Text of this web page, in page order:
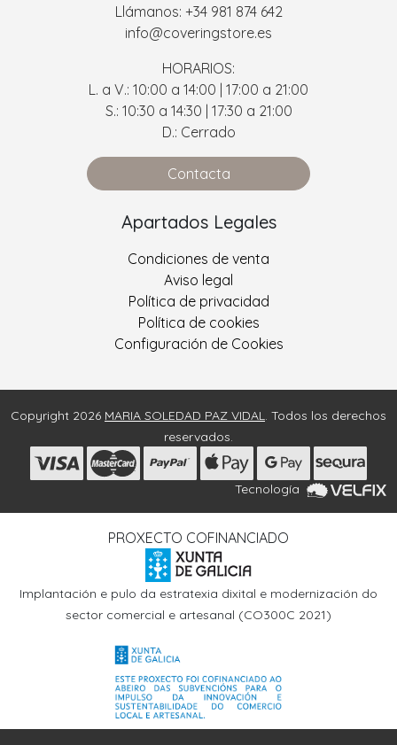
Llámanos: +34 981 874 642
info@coveringstore.es
HORARIOS:
L. a V.: 10:00 a 14:00 | 17:00 a 21:00
S.: 10:30 a 14:30 | 17:30 a 21:00
D.: Cerrado
Contacta
Apartados Legales
Condiciones de venta
Aviso legal
Política de privacidad
Política de cookies
Configuración de Cookies
Copyright 2026 MARIA SOLEDAD PAZ VIDAL
. Todos los derechos
reservados.
Tecnología
PROXECTO COFINANCIADO
Implantación e pulo da estratexia dixital e modernización do
sector comercial e artesanal (CO300C 2021)